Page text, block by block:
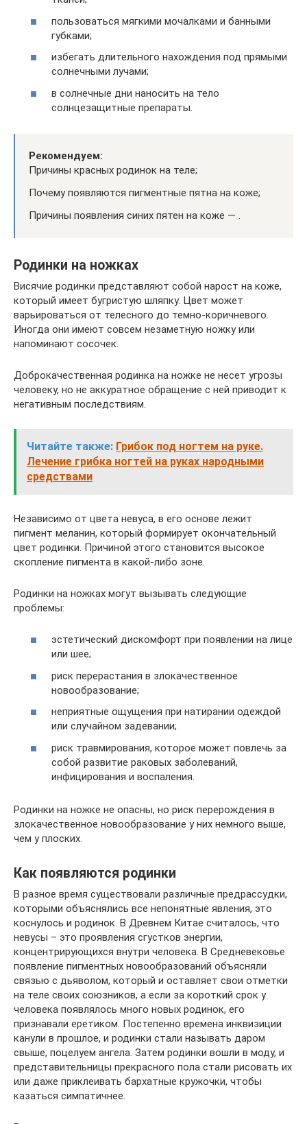
пользоваться мягкими мочалками и банными
губками;
избегать длительного нахождения под прямыми
солнечными лучами;
в солнечные дни наносить на тело
солнцезащитные препараты.
Рекомендуем:
Причины красных родинок на теле;
Почему появляются пигментные пятна на коже;
Причины появления синих пятен на коже — .
Родинки на ножках
Висячие родинки представляют собой нарост на коже,
который имеет бугристую шляпку. Цвет может
варьироваться от телесного до темно-коричневого.
Иногда они имеют совсем незаметную ножку или
напоминают сосочек.
Доброкачественная родинка на ножке не несет угрозы
человеку, но не аккуратное обращение с ней приводит к
негативным последствиям.
Читайте также: Грибок под ногтем на руке.
Лечение грибка ногтей на руках народными
средствами
Независимо от цвета невуса, в его основе лежит
пигмент меланин, который формирует окончательный
цвет родинки. Причиной этого становится высокое
скопление пигмента в какой-либо зоне.
Родинки на ножках могут вызывать следующие
проблемы:
эстетический дискомфорт при появлении на лице
или шее;
риск перерастания в злокачественное
новообразование;
неприятные ощущения при натирании одеждой
или случайном задевании;
риск травмирования, которое может повлечь за
собой развитие раковых заболеваний,
инфицирования и воспаления.
Родинки на ножке не опасны, но риск перерождения в
злокачественное новообразование у них немного выше,
чем у плоских.
Как появляются родинки
В разное время существовали различные предрассудки,
которыми объяснялись все непонятные явления, это
коснулось и родинок. В Древнем Китае считалось, что
невусы – это проявления сгустков энергии,
концентрирующихся внутри человека. В Средневековье
появление пигментных новообразований объясняли
связью с дьяволом, который и оставляет свои отметки
на теле своих союзников, а если за короткий срок у
человека появлялось много новых родинок, его
признавали еретиком. Постепенно времена инквизиции
канули в прошлое, и родинки стали называть даром
свыше, поцелуем ангела. Затем родинки вошли в моду, и
представительницы прекрасного пола стали рисовать их
или даже приклеивать бархатные кружочки, чтобы
казаться симпатичнее.